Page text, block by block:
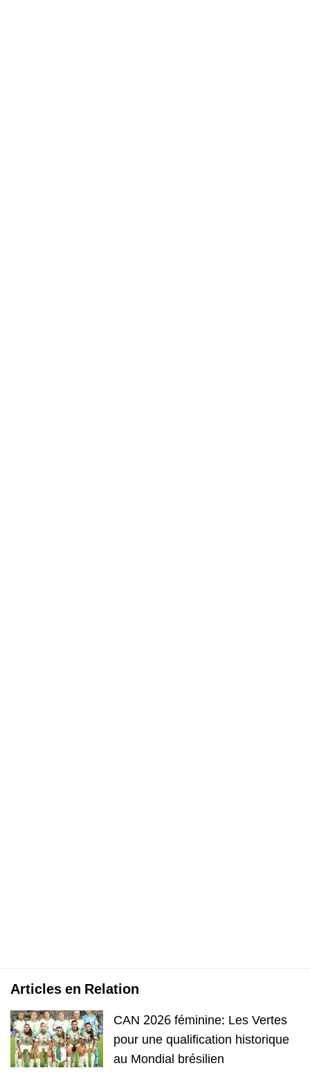
Articles en Relation
CAN 2026 féminine: Les Vertes
pour une qualification historique
au Mondial brésilien